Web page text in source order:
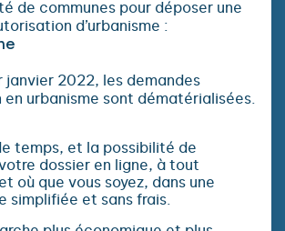
de communes pour déposer une
d’urbanisme :
janvier 2022, les demandes
en urbanisme sont dématérialisées.
temps, et la possibilité de
dossier en ligne, à tout
où que vous soyez, dans une
simplifiée et sans frais.